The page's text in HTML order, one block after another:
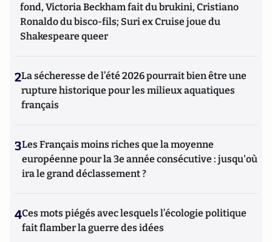
fond, Victoria Beckham fait du brukini, Cristiano
Ronaldo du bisco-fils; Suri ex Cruise joue du
Shakespeare queer
2La sécheresse de l’été 2026 pourrait bien être une
rupture historique pour les milieux aquatiques
français
3Les Français moins riches que la moyenne
européenne pour la 3e année consécutive : jusqu'où
ira le grand déclassement ?
4Ces mots piégés avec lesquels l’écologie politique
fait flamber la guerre des idées